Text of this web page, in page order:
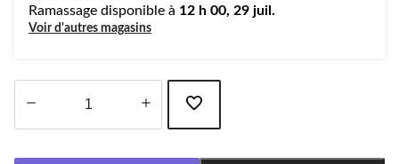
Ramassage disponible à 12 h 00, 29 juil.
Voir d'autres magasins